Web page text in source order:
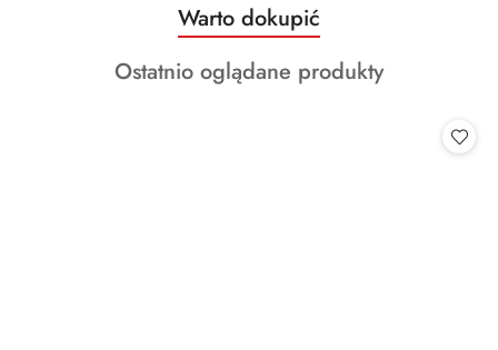
Pomiń karuzelę produktów
Produkty
o
statusie:
Warto dokupić
Produkty
Ostatnio oglądane produkty